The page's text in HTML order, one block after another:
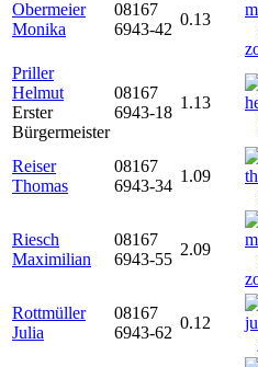
Obermeier
Monika
08167
6943-42
0.13
Priller
Helmut
Erster
Bürgermeister
08167
6943-18
1.13
Reiser
Thomas
08167
6943-34
1.09
Riesch
Maximilian
08167
6943-55
2.09
Rottmüller
Julia
08167
6943-62
0.12